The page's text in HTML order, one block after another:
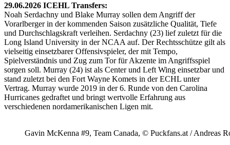
29.06.2026 ICEHL Transfers:
Noah Serdachny und Blake Murray sollen dem Angriff der
Vorarlberger in der kommenden Saison zusätzliche Qualität, Tiefe
und Durchschlagskraft verleihen. Serdachny (23) lief zuletzt für die
Long Island University in der NCAA auf. Der Rechtsschütze gilt als
vielseitig einsetzbarer Offensivspieler, der mit Tempo,
Spielverständnis und Zug zum Tor für Akzente im Angriffsspiel
sorgen soll. Murray (24) ist als Center und Left Wing einsetzbar und
stand zuletzt bei den Fort Wayne Komets in der ECHL unter
Vertrag. Murray wurde 2019 in der 6. Runde von den Carolina
Hurricanes gedraftet und bringt wertvolle Erfahrung aus
verschiedenen nordamerikanischen Ligen mit.
Gavin McKenna #9, Team Canada, © Puckfans.at / Andreas